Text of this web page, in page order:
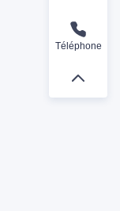
Téléphone